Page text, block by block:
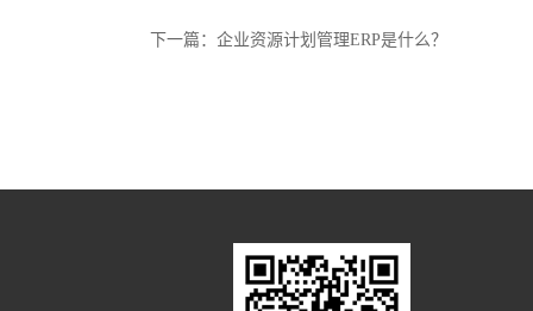
下一篇： 企业资源计划管理ERP是什么？